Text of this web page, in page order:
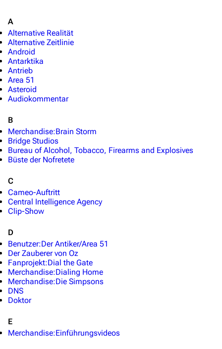
A
Alternative Realität
Alternative Zeitlinie
Android
Antarktika
Antrieb
Area 51
Asteroid
Audiokommentar
B
Merchandise:Brain Storm
Bridge Studios
Bureau of Alcohol, Tobacco, Firearms and Explosives
Büste der Nofretete
C
Cameo-Auftritt
Central Intelligence Agency
Clip-Show
D
Benutzer:Der Antiker/Area 51
Der Zauberer von Oz
Fanprojekt:Dial the Gate
Merchandise:Dialing Home
Merchandise:Die Simpsons
DNS
Doktor
E
Merchandise:Einführungsvideos